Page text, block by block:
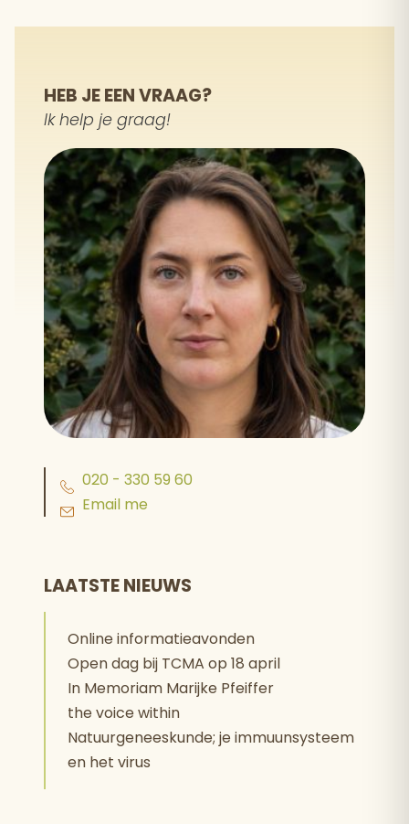
HEB JE EEN VRAAG?
Ik help je graag!
020 - 330 59 60
Email me
LAATSTE NIEUWS
Online informatieavonden
Open dag bij TCMA op 18 april
In Memoriam Marijke Pfeiffer
the voice within
Natuurgeneeskunde; je immuunsysteem
en het virus